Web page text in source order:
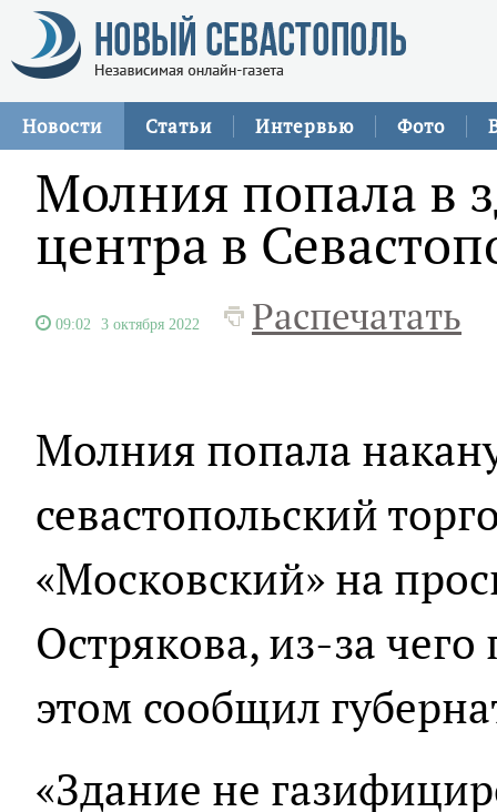
Новости Статьи Интервью Фото
Молния попала в
центра в
09:02 3 октября 2022 Распечатать
Молния попала
севастопольский
«Московский» на
Острякова, из-за
этом сообщил
«Здание не